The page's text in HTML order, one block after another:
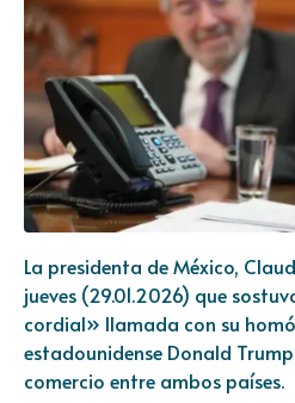
La presidenta de México,
jueves (29.01.2026) que
cordial» llamada con su
estadounidense Donald Trump
comercio entre ambos países.